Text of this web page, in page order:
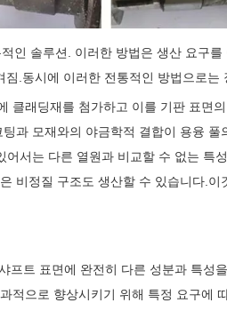
인 솔루션. 이러한 방법은 생산 요구
.동시에 이러한 전통적인 방법으로
클래딩재를 첨가하고 이를 기판 표
과 모재와의 야금학적 결합이 용융
서는 다른 열원과 비교할 수 없는 특
비정질 구조도 생산할 수 있습니다.
트 표면에 완전히 다른 성분과 특
적으로 향상시키기 위해 특정 요구